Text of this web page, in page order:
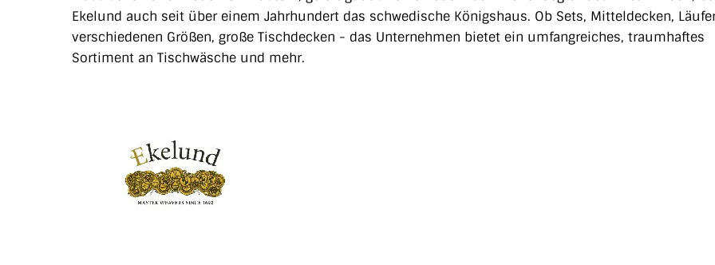
Ekelund auch seit über einem Jahrhundert das schwedische Königshaus. Ob Sets, Mitteldecken,
verschiedenen Größen, große Tischdecken - das Unternehmen bietet ein umfangreiches, traumhaftes
Sortiment an Tischwäsche und mehr.